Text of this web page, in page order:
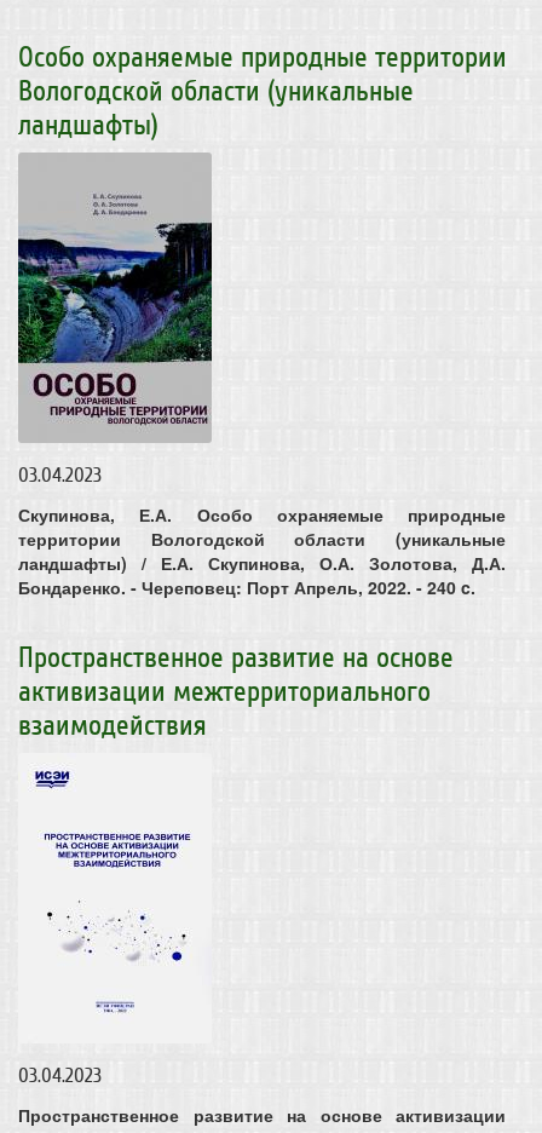
Особо охраняемые природные территории
Вологодской области (уникальные
ландшафты)
03.04.2023
Скупинова, Е.А. Особо охраняемые природные
территории Вологодской области (уникальные
ландшафты) / Е.А. Скупинова, О.А. Золотова, Д.А.
Бондаренко. - Череповец: Порт Апрель, 2022. - 240 c.
Пространственное развитие на основе
активизации межтерриториального
взаимодействия
03.04.2023
Пространственное развитие на основе активизации